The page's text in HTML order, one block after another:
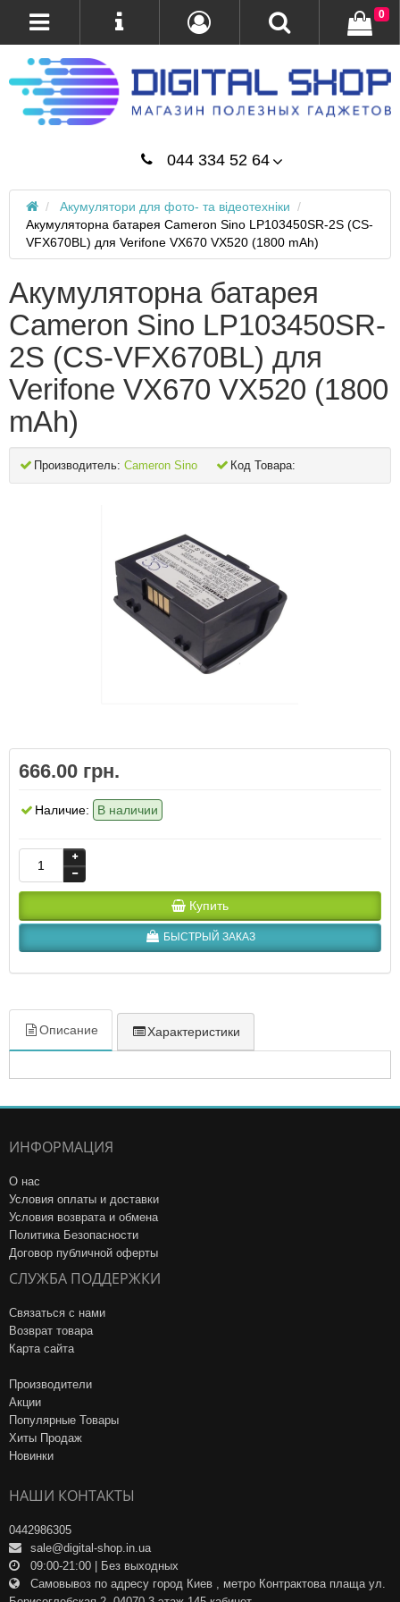
044 334 52 64
0
Акумулятори для фото- та відеотехніки
Акумуляторна батарея Cameron Sino LP103450SR-2S (CS-
VFX670BL) для Verifone VX670 VX520 (1800 mAh)
Акумуляторна батарея
Cameron Sino LP103450SR-
2S (CS-VFX670BL) для
Verifone VX670 VX520 (1800
mAh)
Производитель: Cameron Sino Код Товара:
666.00 грн.
Наличие: В наличии
Купить
БЫСТРЫЙ ЗАКАЗ
Описание Характеристики
ИНФОРМАЦИЯ
О нас
Условия оплаты и доставки
Условия возврата и обмена
Политика Безопасности
Договор публичной оферты
СЛУЖБА ПОДДЕРЖКИ
Связаться с нами
Возврат товара
Карта сайта
Производители
Акции
Популярные Товары
Хиты Продаж
Новинки
НАШИ КОНТАКТЫ
0442986305
sale@digital-shop.in.ua
09:00-21:00 | Без выходных
Самовывоз по адресу город Киев , метро Контрактова плаща ул.